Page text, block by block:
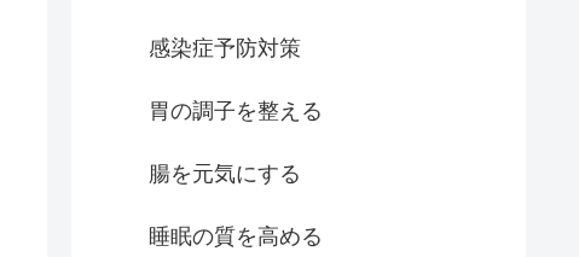
感染症予防対策
胃の調子を整える
腸を元気にする
睡眠の質を高める